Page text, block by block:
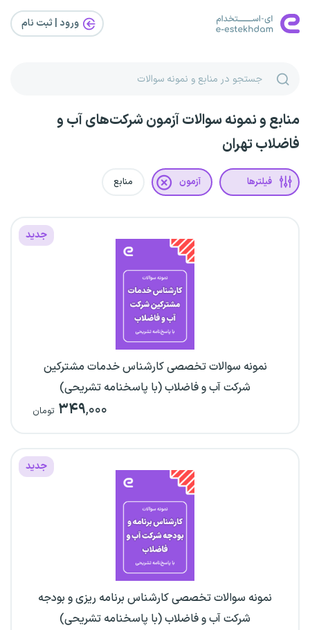
ورود | ثبت‌ نام
منابع و نمونه سوالات آزمون شرکت‌های آب و
فاضلاب تهران
فیلترها آزمون منابع
جدید
نمونه سوالات تخصصی کارشناس خدمات مشترکین
شرکت آب و فاضلاب (با پاسخنامه تشریحی)
۳۴۹,۰۰۰ تومان
جدید
نمونه سوالات تخصصی کارشناس برنامه ریزی و بودجه
شرکت آب و فاضلاب (با پاسخنامه تشریحی)